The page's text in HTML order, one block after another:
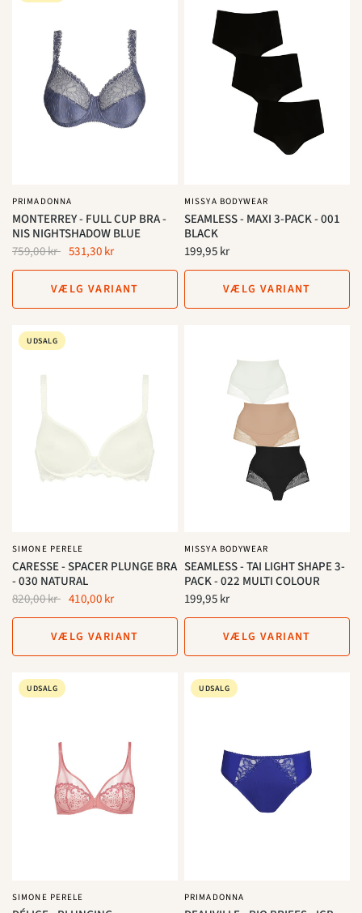
PRIMADONNA
MONTERREY - FULL CUP BRA -
NIS NIGHTSHADOW BLUE
759,00 kr 531,30 kr
VÆLG VARIANT
MISSYA BODYWEAR
SEAMLESS - MAXI 3-PACK - 001
BLACK
199,95 kr
VÆLG VARIANT
UDSALG
SIMONE PERELE
CARESSE - SPACER PLUNGE BRA
- 030 NATURAL
820,00 kr 410,00 kr
VÆLG VARIANT
MISSYA BODYWEAR
SEAMLESS - TAI LIGHT SHAPE 3-
PACK - 022 MULTI COLOUR
199,95 kr
VÆLG VARIANT
UDSALG
SIMONE PERELE
UDSALG
PRIMADONNA